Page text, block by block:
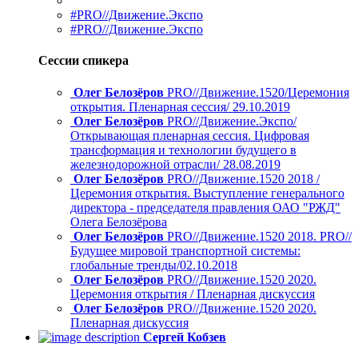
#PRO//Движение.Экспо
#PRO//Движение.Экспо
Сессии спикера
Олег Белозёров PRO//Движение.1520/Церемония
открытия. Пленарная сессия/ 29.10.2019
Олег Белозёров PRO//Движение.Экспо/
Открывающая пленарная сессия. Цифровая
трансформация и технологии будущего в
железнодорожной отрасли/ 28.08.2019
Олег Белозёров PRO//Движение.1520 2018 /
Церемония открытия. Выступление генерального
директора - председателя правления ОАО "РЖД"
Олега Белозёрова
Олег Белозёров PRO//Движение.1520 2018. PRO//
Будущее мировой транспортной системы:
глобальные тренды/02.10.2018
Олег Белозёров PRO//Движение.1520 2020.
Церемония открытия / Пленарная дискуссия
Олег Белозёров PRO//Движение.1520 2020.
Пленарная дискуссия
Сергей Кобзев